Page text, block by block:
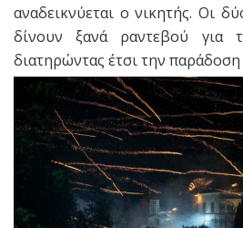
αναδεικνύεται ο νικητής. Οι
δίνουν ξανά ραντεβού για
διατηρώντας έτσι την